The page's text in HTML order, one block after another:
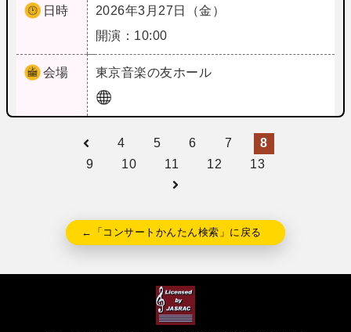
日時
2026年3月27日（金）
開演：10:00
会場 東京音楽の友ホール
4 5 6 7
8
9
10 11 12 13
←「コンサートかんたん検索」に戻る